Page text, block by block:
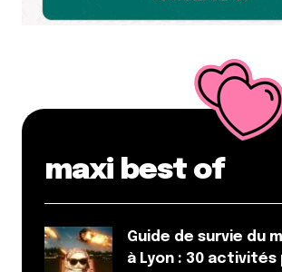
maxi best of
Guide de survie du
à Lyon : 30 activités